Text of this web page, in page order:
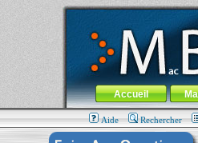
MacBook-fr.com : 100% Apple... 100%
Aller au contenu-Aller au
Menu général
Accueil
Aide Rechercher